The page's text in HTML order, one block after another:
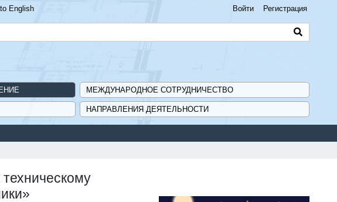
English Войти Регистрация
МЕЖДУНАРОДНОЕ СОТРУДНИЧЕСТВО
НАПРАВЛЕНИЯ ДЕЯТЕЛЬНОСТИ